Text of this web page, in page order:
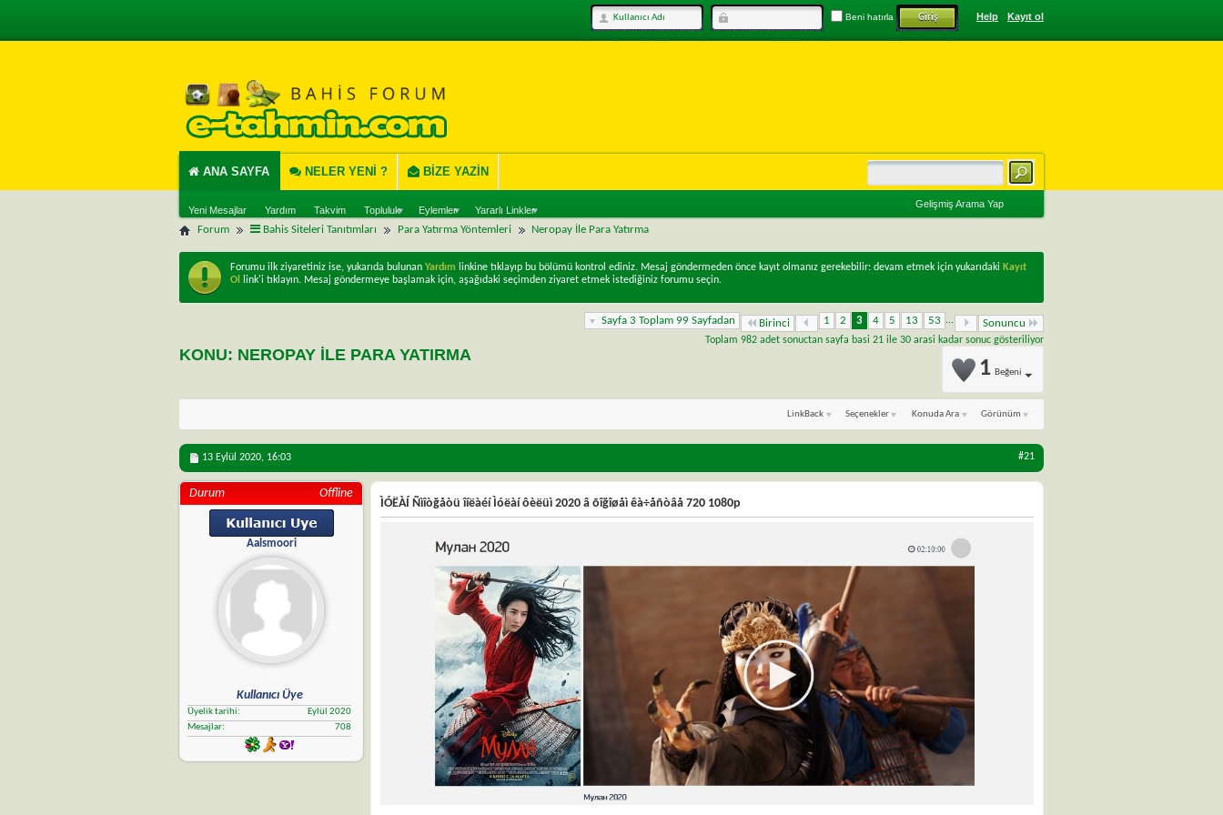
Kayıt ol
Help
Beni hatırla
ANA SAYFA
Yeni Mesajlar Yardım Takvim Topluluk Eylemler Yararlı Linkler
NELER YENI ? BIZE YAZIN
Gelişmiş Arama Yap
Forum Bahis Siteleri Tanıtımları Para Yatırma Yöntemleri Neropay İle Para Yatırma
Forumu ilk ziyaretiniz ise, yukarıda bulunan Yardım linkine tıklayıp bu bölümü kontrol ediniz. Mesaj göndermeden önce kayıt olmanız gerekebilir: devam etmek için yukarıdaki Kayıt
Ol
link'i tıklayın. Mesaj göndermeye başlamak için, aşağıdaki seçimden ziyaret etmek istediğiniz forumu seçin.
Sayfa 3 Toplam 99 Sayfadan Birinci 1 2 3 4 5 13 53 ... Sonuncu
Toplam 982 adet sonuctan sayfa basi 21 ile 30 arasi kadar sonuc gösteriliyor
1 Beğeni
KONU: NEROPAY İLE PARA YATIRMA
LinkBack Seçenekler Konuda Ara Görünüm
13 Eylül 2020, 16:03 #21
Durum Offline
Aalsmoori
Kullanıcı Üye
Üyelik tarihi
Eylül 2020
Mesajlar
708
ÌÓËÀÍ Ñìîòğåòü îíëàéí Ìóëàí ôèëüì 2020 â õîğîøåì êà÷åñòâå 720 1080p